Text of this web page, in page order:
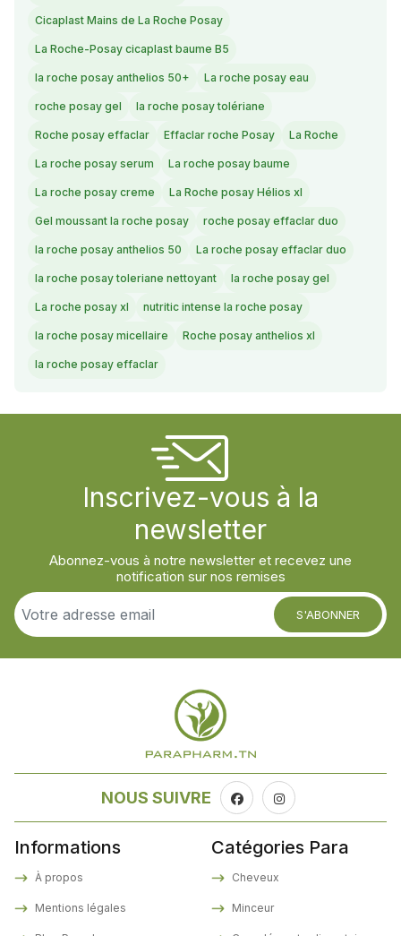
Cicaplast Mains de La Roche Posay
La Roche-Posay cicaplast baume B5
la roche posay anthelios 50+ La roche posay eau
roche posay gel la roche posay tolériane
Roche posay effaclar Effaclar roche Posay La Roche
La roche posay serum La roche posay baume
La roche posay creme La Roche posay Hélios xl
Gel moussant la roche posay roche posay effaclar duo
la roche posay anthelios 50 La roche posay effaclar duo
la roche posay toleriane nettoyant la roche posay gel
La roche posay xl nutritic intense la roche posay
la roche posay micellaire Roche posay anthelios xl
la roche posay effaclar
Inscrivez-vous à la
newsletter
Abonnez-vous à notre newsletter et recevez une
notification sur nos remises
S'ABONNER
NOUS SUIVRE
Informations
À propos
Mentions légales
Catégories Para
Cheveux
Minceur